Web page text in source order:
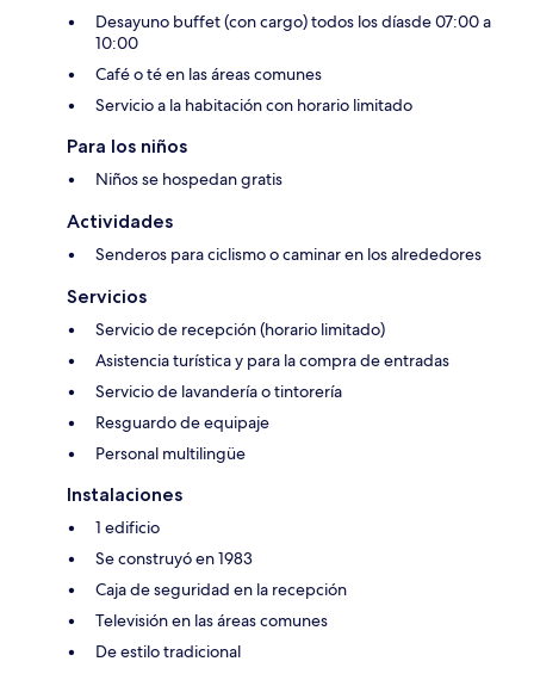
Desayuno buffet (con cargo) todos los díasde 07:00 a
10:00
Café o té en las áreas comunes
Servicio a la habitación con horario limitado
Para los niños
Niños se hospedan gratis
Actividades
Senderos para ciclismo o caminar en los alrededores
Servicios
Servicio de recepción (horario limitado)
Asistencia turística y para la compra de entradas
Servicio de lavandería o tintorería
Resguardo de equipaje
Personal multilingüe
Instalaciones
1 edificio
Se construyó en 1983
Caja de seguridad en la recepción
Televisión en las áreas comunes
De estilo tradicional